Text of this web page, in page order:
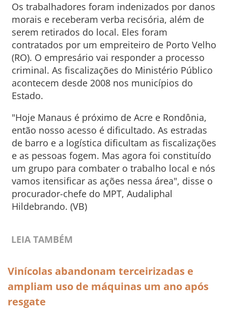
Os trabalhadores foram indenizados por danos
morais e receberam verba recisória, além de
serem retirados do local. Eles foram
contratados por um empreiteiro de Porto Velho
(RO). O empresário vai responder a processo
criminal. As fiscalizações do Ministério Público
acontecem desde 2008 nos municípios do
Estado.
"Hoje Manaus é próximo de Acre e Rondônia,
então nosso acesso é dificultado. As estradas
de barro e a logística dificultam as fiscalizações
e as pessoas fogem. Mas agora foi constituído
um grupo para combater o trabalho local e nós
vamos itensificar as ações nessa área", disse o
procurador-chefe do MPT, Audaliphal
Hildebrando. (VB)
LEIA TAMBÉM
Vinícolas abandonam terceirizadas e
ampliam uso de máquinas um ano após
resgate